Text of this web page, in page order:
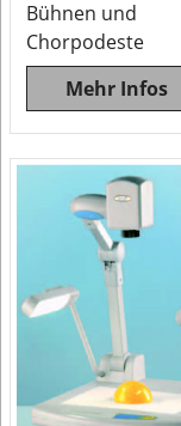
Bühnen und
Chorpodeste
Mehr Infos